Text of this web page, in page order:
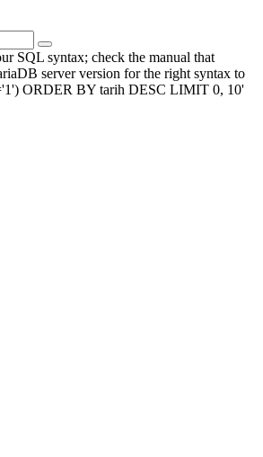
SQL syntax; check the manual that
server version for the right syntax to
ORDER BY tarih DESC LIMIT 0, 10'